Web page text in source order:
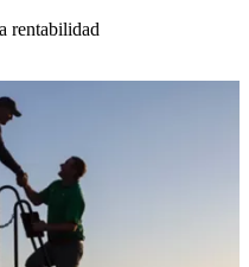
rentabilidad